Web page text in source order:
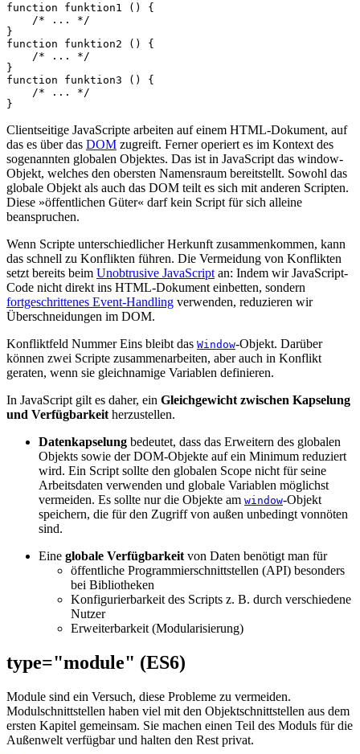
function
funktion1 ()
{
/* ... */
}
function
funktion2 ()
{
/* ... */
}
function
funktion3 ()
{
/* ... */
}
Clientseitige JavaScripte arbeiten auf einem HTML-Dokument, auf
das es über das DOM zugreift. Ferner operiert es im Kontext des
sogenannten globalen Objektes. Das ist in JavaScript das window-
Objekt, welches den obersten Namensraum bereitstellt. Sowohl das
globale Objekt als auch das DOM teilt es sich mit anderen Scripten.
Diese »öffentlichen Güter« darf kein Script für sich alleine
beanspruchen.
Wenn Scripte unterschiedlicher Herkunft zusammenkommen, kann
das schnell zu Konflikten führen. Die Vermeidung von Konflikten
setzt bereits beim Unobtrusive JavaScript an: Indem wir JavaScript-
Code nicht direkt ins HTML-Dokument einbetten, sondern
fortgeschrittenes Event-Handling verwenden, reduzieren wir
Überschneidungen im DOM.
Konfliktfeld Nummer Eins bleibt das Window-Objekt. Darüber
können zwei Scripte zusammenarbeiten, aber auch in Konflikt
geraten, wenn sie gleichnamige Variablen definieren.
In JavaScript gilt es daher, ein Gleichgewicht zwischen Kapselung
und Verfügbarkeit herzustellen.
Datenkapselung bedeutet, dass das Erweitern des globalen
Objekts sowie der DOM-Objekte auf ein Minimum reduziert
wird. Ein Script sollte den globalen Scope nicht für seine
Arbeitsdaten verwenden und globale Variablen möglichst
vermeiden. Es sollte nur die Objekte am window-Objekt
speichern, die für den Zugriff von außen unbedingt vonnöten
sind.
Eine globale Verfügbarkeit von Daten benötigt man für
öffentliche Programmierschnittstellen (API) besonders
bei Bibliotheken
Konfigurierbarkeit des Scripts z. B. durch verschiedene
Nutzer
Erweiterbarkeit (Modularisierung)
type="module" (ES6)
Module sind ein Versuch, diese Probleme zu vermeiden.
Modulschnittstellen haben viel mit den Objektschnittstellen aus dem
ersten Kapitel gemeinsam. Sie machen einen Teil des Moduls für die
Außenwelt verfügbar und halten den Rest privat.